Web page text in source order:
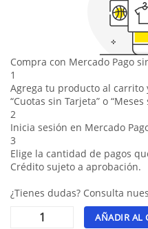
Compra con Mercado Pago
1
Agrega tu producto al carrito
“Cuotas sin Tarjeta” o “Meses
2
Inicia sesión en Mercado
3
Elige la cantidad de pagos
Crédito sujeto a aprobación.
¿Tienes dudas? Consulta
AÑADIR AL